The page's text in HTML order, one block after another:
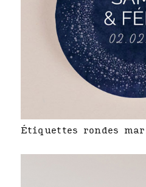
Étiquettes rondes